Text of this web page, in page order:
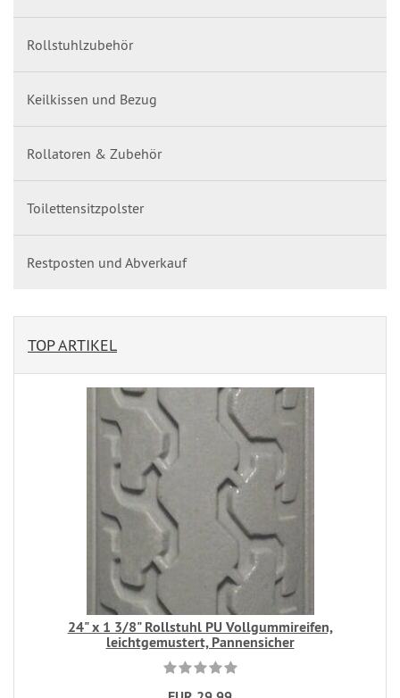
Rollstuhlzubehör
Keilkissen und Bezug
Rollatoren & Zubehör
Toilettensitzpolster
Restposten und Abverkauf
TOP ARTIKEL
24" x 1 3/8" Rollstuhl PU Vollgummireifen,
leichtgemustert, Pannensicher